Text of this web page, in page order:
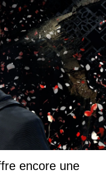
encore une